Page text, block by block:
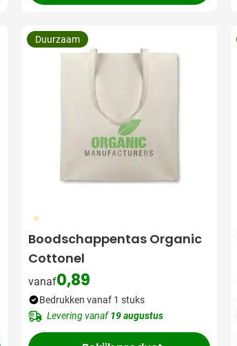
357
Boodschappentas Organic
Cottonel
vanaf0,89
Duurzaam
Bedrukken vanaf 1 stuks
Levering vanaf19 augustus